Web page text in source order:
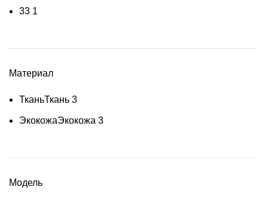
33 1
Материал
ТканьТкань 3
ЭкокожаЭкокожа 3
Модель